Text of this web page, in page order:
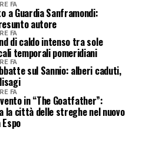
FA
a Guardia Sanframondi:
autore
FA
di caldo intenso tra sole
temporali pomeridiani
FA
sul Sannio: alberi caduti,
FA
in “The Goatfather”:
la città delle streghe nel nuovo